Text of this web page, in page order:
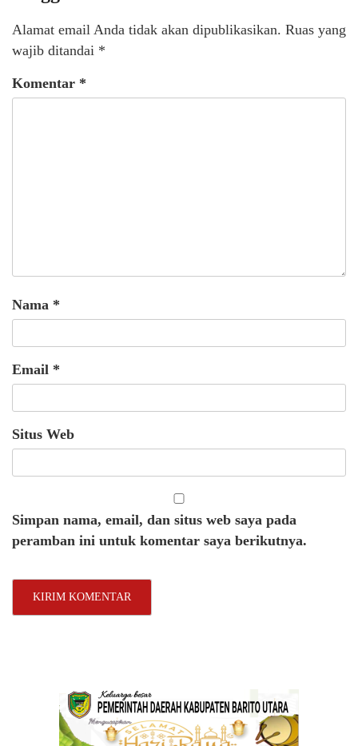
Alamat email Anda tidak akan dipublikasikan. Ruas yang
wajib ditandai *
Komentar *
Nama *
Email *
Situs Web
Simpan nama, email, dan situs web saya pada
peramban ini untuk komentar saya berikutnya.